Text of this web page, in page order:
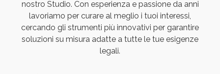
nostro Studio. Con esperienza e passione da anni
lavoriamo per curare al meglio i tuoi interessi,
cercando gli strumenti più innovativi per garantire
soluzioni su misura adatte a tutte le tue esigenze
legali.